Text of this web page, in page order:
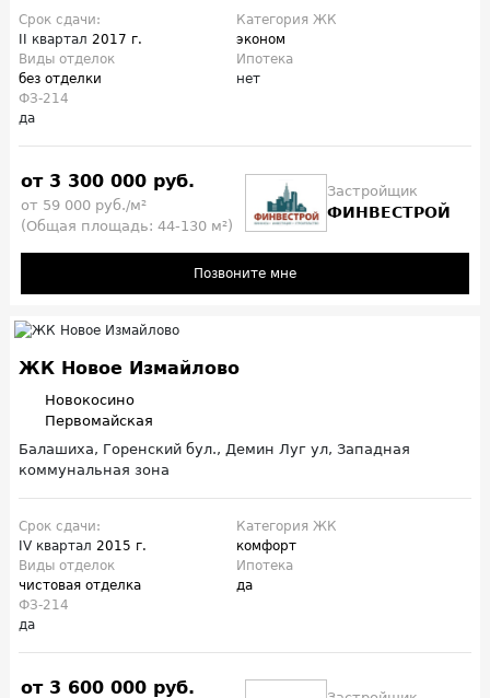
Срок сдачи:
II квартал 2017 г.
Категория ЖК
эконом
Виды отделок
без отделки
Ипотека
нет
ФЗ-214
да
от 3 300 000 руб.
от 59 000 руб./м²
(Общая площадь: 44-130 м²)
Застройщик
ФИНВЕСТРОЙ
Позвоните мне
ЖК Новое Измайлово
Новокосино
Первомайская
Балашиха, Горенский бул., Демин Луг ул, Западная
коммунальная зона
Срок сдачи:
IV квартал 2015 г.
Категория ЖК
комфорт
Виды отделок
чистовая отделка
Ипотека
да
ФЗ-214
да
от 3 600 000 руб.